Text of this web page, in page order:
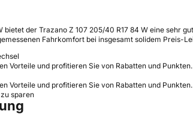
bietet der Trazano Z 107 205/40 R17 84 W eine sehr
Fahrkomfort bei insgesamt solidem Preis-
Vorteile und profitieren Sie von Rabatten und Punkten.
Vorteile und profitieren Sie von Rabatten und Punkten.
sparen